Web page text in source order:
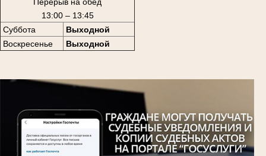
13:00 – 13:45
Суббота
Выходной
Воскресенье
Выходной